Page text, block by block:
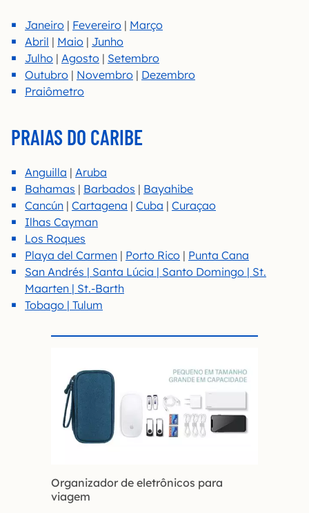
Janeiro | Fevereiro | Março
Abril | Maio | Junho
Julho | Agosto | Setembro
Outubro | Novembro | Dezembro
Praiômetro
PRAIAS DO CARIBE
Anguilla | Aruba
Bahamas | Barbados | Bayahibe
Cancún | Cartagena | Cuba | Curaçao
Ilhas Cayman
Los Roques
Playa del Carmen | Porto Rico | Punta Cana
San Andrés | Santa Lúcia | Santo Domingo | St.
Maarten | St.-Barth
Tobago | Tulum
Organizador de eletrônicos para
viagem